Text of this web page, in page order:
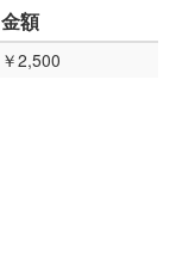
金額
￥2,500